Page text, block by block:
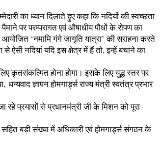
का ध्यान दिलाते हुए कहा कि नदियों की स्वच्छता
पर परम्परागत एवं औषाधीय पौधों के रोपण का
‘नमामि गंगे जागृति यात्रा’ की सराहना करते
ऐसी नदियां यदि इस क्षेत्र में हैं तो, इन्हें बचाने का
कृतसंकल्पित होना होगा। इसके लिए युद्ध स्तर पर
ज्ञापन होमगार्ड्स राज्य मंत्री स्वतंत्र प्रभार
रहे प्रयासों से प्रधानमंत्री जी के मिशन को पूरा
बड़ी संख्या में अधिकारी एवं होमगार्ड्स संगठन के